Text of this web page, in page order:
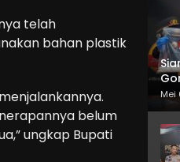
telah
bahan plastik
belum
ungkap Bupati
Mei